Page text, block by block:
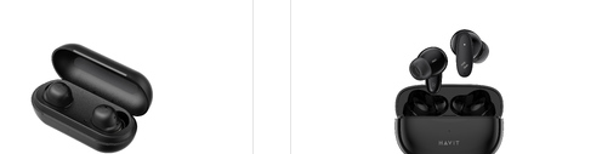
В кошик